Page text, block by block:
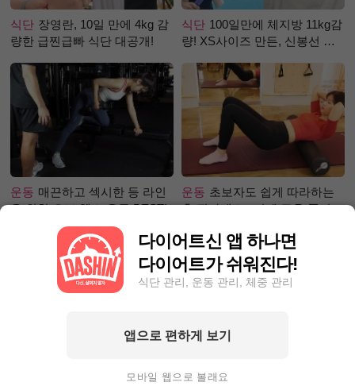
식단 장영란, 10일 만에 4kg 감
량한 급찐급빠 식단 대공개!
식단 100일만에 체지방 11kg감
량! XS사이즈 만든, 신봉선 식
운동 매끈하고 섹시한 등 라인
을 위한 초보 헬스 운동 BEST!
운동 초보자도 쉽게 따라하는
홈 필라테스 –어깨 근육 풀어주
안 난다면? 9Kg 감량한 그녀처
챌린지 1등 거머쥔, 그녀의 성
다이어트신 앱 하나면
다이어트가 쉬워진다!
식단 관리, 운동 관리, 체중 관리
앱으로 편하게 보기
모바일 웹으로 볼래요